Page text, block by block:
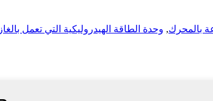
بالمحرك, وحدة الطاقة الهيدروليكية التي تعمل بالغاز